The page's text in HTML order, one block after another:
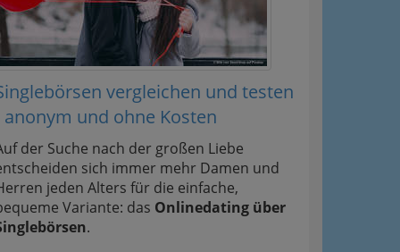
vergleichen und testen
anonym und ohne Kosten
der Suche nach der großen Liebe
sich immer mehr Damen und
jeden Alters für die einfache,
Variante: das Onlinedating über
.